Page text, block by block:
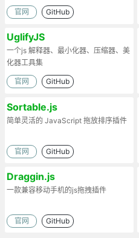
官网 GitHub
UglifyJS
一个js 解释器、最小化器、压缩器、美
化器工具集
官网 GitHub
Sortable.js
简单灵活的 JavaScript 拖放排序插件
官网 GitHub
Draggin.js
一款兼容移动手机的js拖拽插件
官网 GitHub